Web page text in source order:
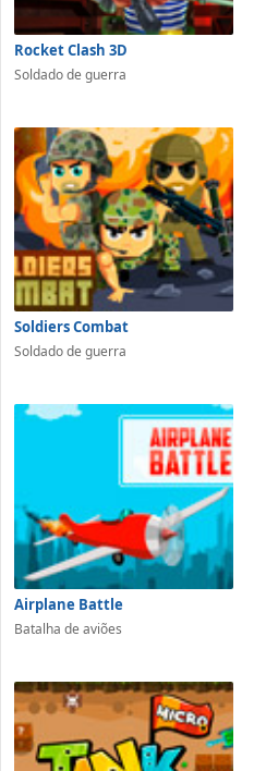
Rocket Clash 3D
Soldado de guerra
Soldiers Combat
Soldado de guerra
Airplane Battle
Batalha de aviões